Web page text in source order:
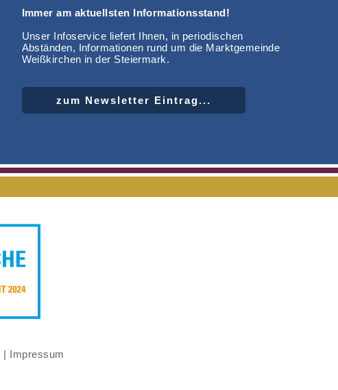
Immer am aktuellsten Informationsstand!
Unser Infoservice liefert Ihnen, in periodischen
Abständen, Informationen rund um die Marktgemeinde
Weißkirchen in der Steiermark.
zum Newsletter Eintrag...
| Impressum